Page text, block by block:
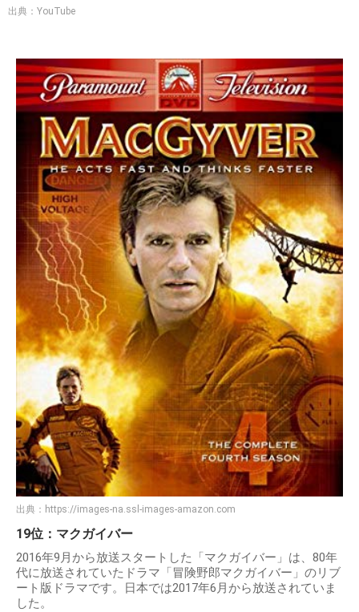
出典：YouTube
出典： https://images-na.ssl-images-amazon.com
19位：マクガイバー
2016年9月から放送スタートした「マクガイバー」は、80年
代に放送されていたドラマ「冒険野郎マクガイバー」のリブ
ート版ドラマです。日本では2017年6月から放送されていま
した。